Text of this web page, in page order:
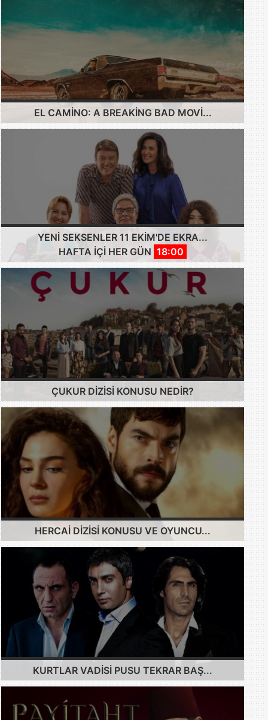
EL CAMINO: A BREAKING BAD MOVI...
YENI SEKSENLER 11 EKIM'DE EKRA...
HAFTA IÇI HER GÜN 18:00
ÇUKUR DIZISI KONUSU NEDIR?
HERCAI DIZISI KONUSU VE OYUNCU...
KURTLAR VADISI PUSU TEKRAR BAŞ...